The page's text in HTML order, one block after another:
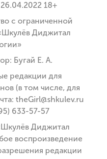
18+
с ограниченной
Диджитал
Бугай Е. А.
редакции для
(в том числе, для
theGirl@shkulev.ru
633-57-57
Диджитал
воспроизведение
редакции